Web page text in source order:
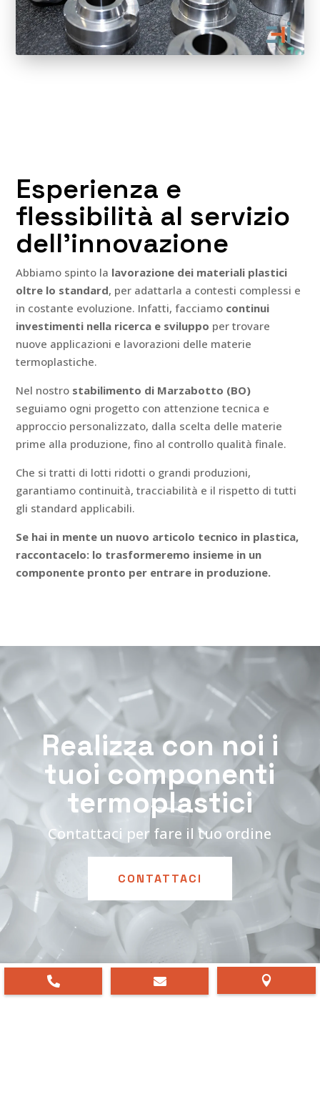
Esperienza e
flessibilità al servizio
dell’innovazione
Abbiamo spinto la lavorazione dei materiali plastici
oltre lo standard, per adattarla a contesti complessi e
in costante evoluzione. Infatti, facciamo continui
investimenti nella ricerca e sviluppo per trovare
nuove applicazioni e lavorazioni delle materie
termoplastiche.
Nel nostro stabilimento di Marzabotto (BO)
seguiamo ogni progetto con attenzione tecnica e
approccio personalizzato, dalla scelta delle materie
prime alla produzione, fino al controllo qualità finale.
Che si tratti di lotti ridotti o grandi produzioni,
garantiamo continuità, tracciabilità e il rispetto di tutti
gli standard applicabili.
Se hai in mente un nuovo articolo tecnico in plastica,
raccontacelo: lo trasformeremo insieme in un
componente pronto per entrare in produzione.
Realizza con noi i
tuoi componenti
termoplastici
Contattaci per fare il tuo ordine
CONTATTACI
  